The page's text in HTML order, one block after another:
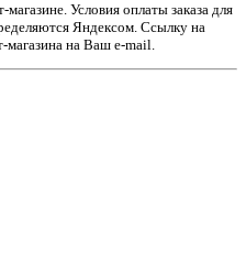
Условия оплаты заказа для
Яндексом. Ссылку на
магазина на Ваш e-mail.